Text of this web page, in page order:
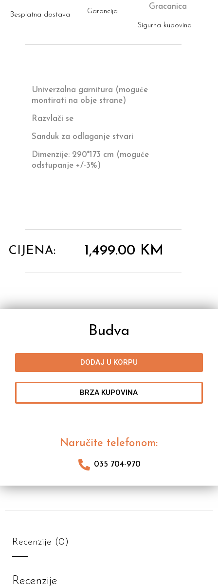
Besplatna dostava
Garancija
Sigurna kupovina
Univerzalna garnitura (moguće
montirati na obje strane)
Razvlači se
Sanduk za odlaganje stvari
Dimenzije: 290*173 cm (moguće
odstupanje +/-3%)
CIJENA: 1,499.00 KM
Budva
DODAJ U KORPU
BRZA KUPOVINA
Naručite telefonom:
035 704-970
Recenzije (0)
Recenzije